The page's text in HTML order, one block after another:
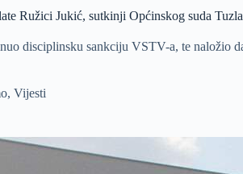
Ružici Jukić, sutkinji Općinskog suda Tuzla
disciplinsku sankciju VSTV-a, te naložio
, Vijesti